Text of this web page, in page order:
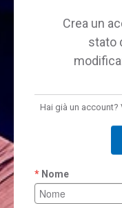
Crea un
stato
Hai già un account?
Nome